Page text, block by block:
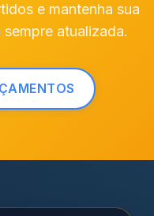
e mantenha sua
atualizada.